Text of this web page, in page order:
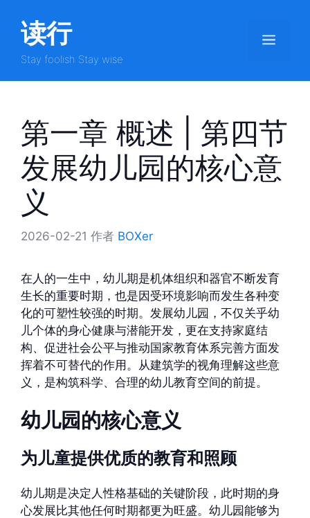
读行
Stay foolish Stay wise
菜
单
第一章 概述 | 第四节
发展幼儿园的核心意
义
2026-02-21 作者 BOXer
在人的一生中，幼儿期是机体组织和器官不断发育
生长的重要时期，也是因受环境影响而发生各种变
化的可塑性较强的时期。发展幼儿园，不仅关乎幼
儿个体的身心健康与潜能开发，更在支持家庭结
构、促进社会公平与推动国家教育体系完善方面发
挥着不可替代的作用。从建筑学的视角理解这些意
义，是构筑科学、合理的幼儿教育空间的前提。
幼儿园的核心意义
为儿童提供优质的教育和照顾
幼儿期是决定人性格基础的关键阶段，此时期的身
心发展比其他任何时期都更为旺盛。幼儿园能够为